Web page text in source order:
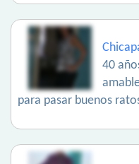
40
para pasar buenos